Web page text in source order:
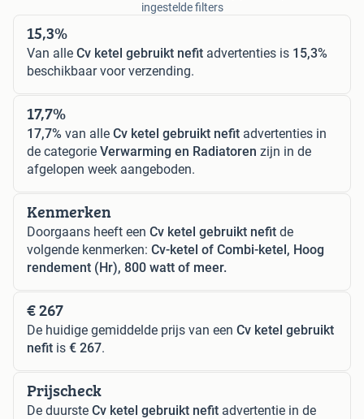
ingestelde filters
15,3%
Van alle Cv ketel gebruikt nefit advertenties is 15,3%
beschikbaar voor verzending.
17,7%
17,7% van alle Cv ketel gebruikt nefit advertenties in
de categorie Verwarming en Radiatoren zijn in de
afgelopen week aangeboden.
Kenmerken
Doorgaans heeft een Cv ketel gebruikt nefit de
volgende kenmerken: Cv-ketel of Combi-ketel, Hoog
rendement (Hr), 800 watt of meer.
€ 267
De huidige gemiddelde prijs van een Cv ketel gebruikt
nefit is € 267.
Prijscheck
De duurste Cv ketel gebruikt nefit advertentie in de